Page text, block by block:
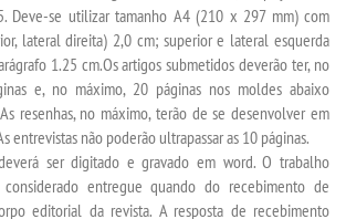
Deve-se utilizar tamanho A4 (210 x 297 mm) com
lateral direita) 2,0 cm; superior e lateral esquerda
1.25 cm.Os artigos submetidos deverão ter, no
e, no máximo, 20 páginas nos moldes abaixo
resenhas, no máximo, terão de se desenvolver em
entrevistas não poderão ultrapassar as 10 páginas.
ser digitado e gravado em word. O trabalho
entregue quando do recebimento de
editorial da revista. A resposta de recebimento